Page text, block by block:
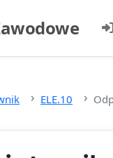
ELE.10